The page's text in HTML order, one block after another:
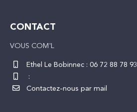
CONTACT
VOUS COM'L
Ethel Le Bobinnec : 06 72 88 78 93
:
Contactez-nous par mail